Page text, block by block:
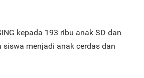
kepada 193 ribu anak SD dan
menjadi anak cerdas dan